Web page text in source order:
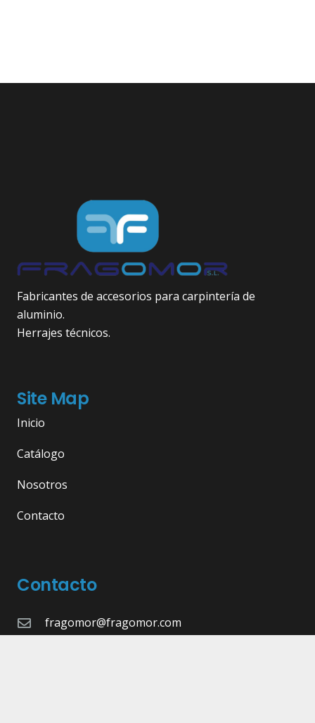
Fabricantes de accesorios para carpintería de
aluminio.
Herrajes técnicos.
Site Map
Inicio
Catálogo
Nosotros
Contacto
Contacto
fragomor@fragomor.com